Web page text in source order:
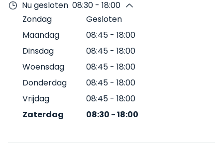
Nu gesloten 08:30 - 18:00
Zondag
Gesloten
Maandag
08:45 - 18:00
Dinsdag
08:45 - 18:00
Woensdag
08:45 - 18:00
Donderdag
08:45 - 18:00
Vrijdag
08:45 - 18:00
Zaterdag
08:30 -18:00